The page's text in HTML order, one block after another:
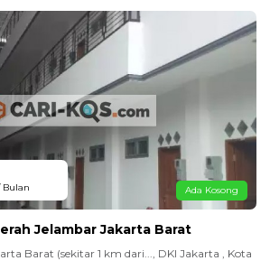
Bulan Ada Kosong
Jelambar Jakarta Barat
Barat (sekitar 1 km dari..., DKI Jakarta , Kota